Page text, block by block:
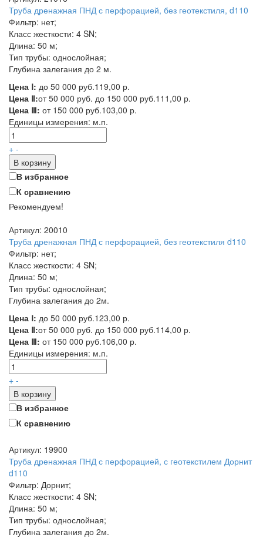
Труба дренажная ПНД с перфорацией, без геотекстиля, d110
Фильтр: нет;
Класс жесткости: 4 SN;
Длина: 50 м;
Тип трубы: однослойная;
Глубина залегания до 2 м.
Цена Ⅰ: до 50 000 руб.119,00 р.
Цена Ⅱ:от 50 000 руб. до 150 000 руб.111,00 р.
Цена Ⅲ: от 150 000 руб.103,00 р.
Единицы измерения: м.п.
+ -
В корзину
В избранное
К сравнению
Рекомендуем!
Артикул: 20010
Труба дренажная ПНД с перфорацией, без геотекстиля d110
Фильтр: нет;
Класс жесткости: 4 SN;
Длина: 50 м;
Тип трубы: однослойная;
Глубина залегания до 2м.
Цена Ⅰ: до 50 000 руб.123,00 р.
Цена Ⅱ:от 50 000 руб. до 150 000 руб.114,00 р.
Цена Ⅲ: от 150 000 руб.106,00 р.
Единицы измерения: м.п.
+ -
В корзину
В избранное
К сравнению
Артикул: 19900
Труба дренажная ПНД с перфорацией, с геотекстилем Дорнит
d110
Фильтр: Дорнит;
Класс жесткости: 4 SN;
Длина: 50 м;
Тип трубы: однослойная;
Глубина залегания до 2м.